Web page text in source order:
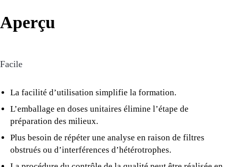
Aperçu
Facile
La facilité d’utilisation simplifie la formation.
L’emballage en doses unitaires élimine l’étape de
préparation des milieux.
Plus besoin de répéter une analyse en raison de filtres
obstrués ou d’interférences d’hétérotrophes.